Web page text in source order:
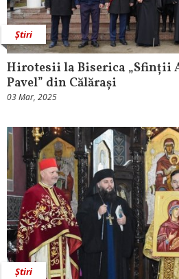
Știri
Hirotesii la Biserica „Sfinții
Pavel” din Călărași
03 Mar, 2025
Știri